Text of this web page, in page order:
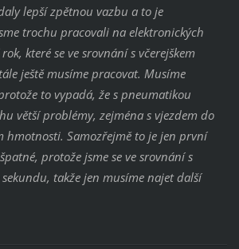
lepší zpětnou vazbu a to je
trochu pracovali na elektronických
které se ve srovnání s včerejškem
ještě musíme pracovat. Musíme
to vypadá, že s pneumatikou
větší problémy, zejména s vjezdem do
hmotnosti. Samozřejmě to je jen první
protože jsme se ve srovnání s
sekundu, takže jen musíme najet další